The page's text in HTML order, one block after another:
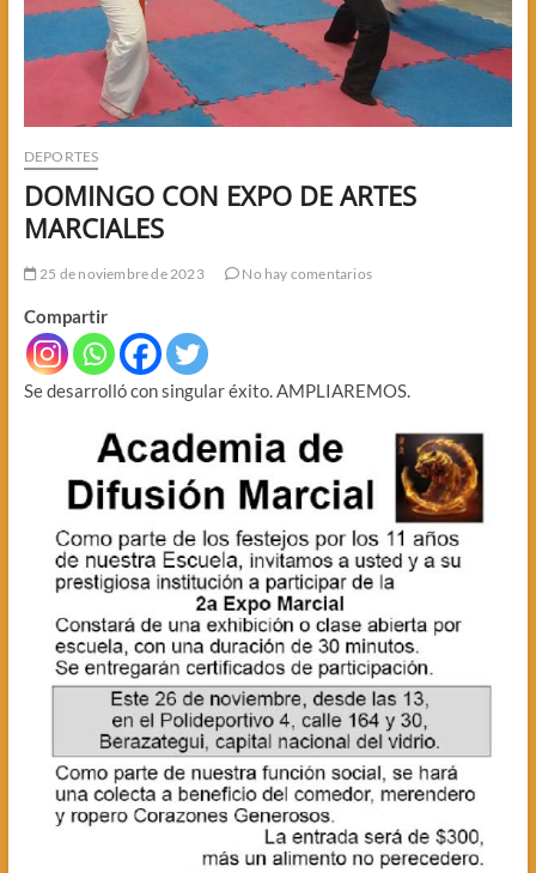
DEPORTES
DOMINGO CON EXPO DE ARTES
MARCIALES
25 de noviembre de 2023 No hay comentarios
Compartir
Se desarrolló con singular éxito. AMPLIAREMOS.